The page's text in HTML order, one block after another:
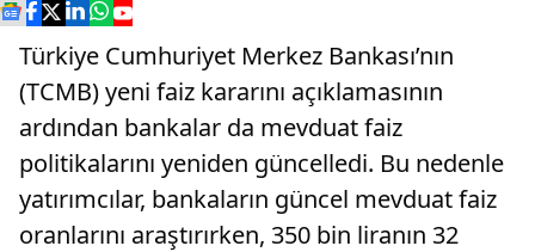
Türkiye Cumhuriyet Merkez Bankası’nın
(TCMB) yeni faiz kararını açıklamasının
ardından bankalar da mevduat faiz
politikalarını yeniden güncelledi. Bu nedenle
yatırımcılar, bankaların güncel mevduat faiz
oranlarını araştırırken, 350 bin liranın 32